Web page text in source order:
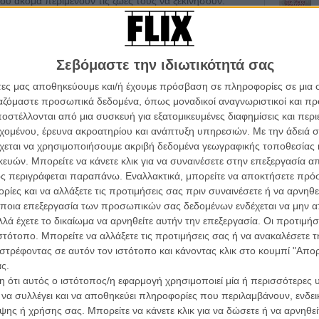
Σεβόμαστε την ιδιωτικότητά σας
μας αποθηκεύουμε και/ή έχουμε πρόσβαση σε πληροφορίες σε
προσωπικά δεδομένα, όπως μοναδικοί αναγνωριστικοί και
από μια συσκευή για εξατομικευμένες διαφημίσεις και
έρευνα ακροατηρίου και ανάπτυξη υπηρεσιών. Με την άδειά
να χρησιμοποιήσουμε ακριβή δεδομένα γεωγραφικής τοποθεσίας
Μπορείτε να κάνετε κλικ για να συναινέσετε στην επεξεργασία
περιγράφεται παραπάνω. Εναλλακτικά, μπορείτε να αποκτήσετε
και να αλλάξετε τις προτιμήσεις σας πριν συναινέσετε ή να
επεξεργασία των προσωπικών σας δεδομένων ενδέχεται να μην
έχετε το δικαίωμα να αρνηθείτε αυτήν την επεξεργασία. Οι
Μπορείτε να αλλάξετε τις προτιμήσεις σας ή να ανακαλέσετε
σε αυτόν τον ιστότοπο και κάνοντας κλικ στο κουμπί
αυτός ο ιστότοπος/η εφαρμογή χρησιμοποιεί μία ή περισσότερες
συλλέγει και να αποθηκεύει πληροφορίες που περιλαμβάνουν,
ή χρήσης σας. Μπορείτε να κάνετε κλικ για να δώσετε ή να
one night stand ο καθένας μπορεί να προσποιηθεί
αν βρίσκεται σε ξένη γη, μακριά από όσα του δίνουν
Κύκλου») δεν είχε ποτέ πρόβλημα με το γυμνό. Αν
ήταν ένα πέρασμα από τη σάρκα στο πνεύμα, από
μοιάζει να μην είναι απλά ο καμβάς, η φόρμα
μια παγίδα ανάμεσα στην ελεύθερη καταγραφή και
την αλήθεια του θέματός σου είναι
η αλήθεια και ποιο το θέμα σου.
Οι ταινίες του δεν γνώριζουν γραμμικής
δικού τους υπερρεαλισμού, διεγείρουν πρώτα το
η ύπαρξη, οι τραγωδίες της θνητής μας φύσης,
νοημοσύνης του Μέντεμ κι από τα φίλτρα των
γοητευτικών ατμοσφαιρικών, οριακά
διασκευή του Μέντεμ στο χιλιανό δράμα του 2005
της ίδιας της ουσίας. Ο αισθησιασμός των πλάνων
Επιπλέον, ο εγκλωβισμός της ιστορίας σε
Οι
Μπέλα
Μια Θέση
A Place
Τζορτζ
Οδύσσεια
The
Πέδρο
Ο